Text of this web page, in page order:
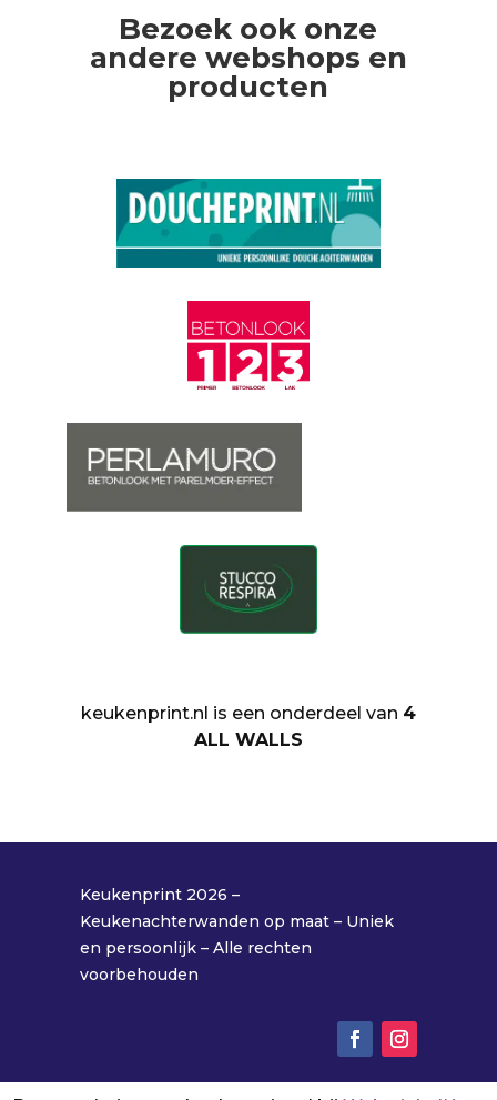
Bezoek ook onze
andere webshops en
producten
keukenprint.nl is een onderdeel van 4
ALL WALLS
Keukenprint 2026 –
Keukenachterwanden op maat – Uniek
en persoonlijk – Alle rechten
voorbehouden